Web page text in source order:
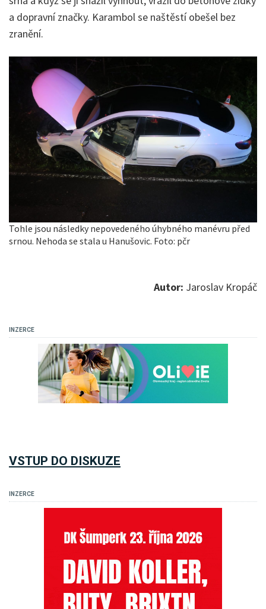
a dopravní značky. Karambol se naštěstí obešel bez
zranění.
Tohle jsou následky nepovedeného úhybného manévru před
srnou. Nehoda se stala u Hanušovic. Foto: pčr
Autor: Jaroslav Kropáč
INZERCE
VSTUP DO DISKUZE
INZERCE